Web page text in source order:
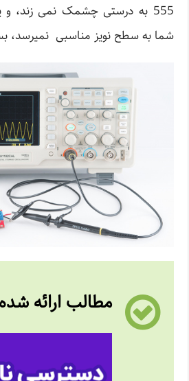
555 به درستی چشمک نمی زند، و
شما به سطح نویز مناسبی نمیرسد،
مطالب ارائه